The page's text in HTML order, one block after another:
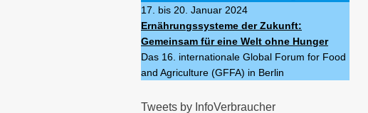
17. bis 20. Januar 2024
Ernährungssysteme der Zukunft:
Gemeinsam für eine Welt ohne Hunger
Das 16. internationale Global Forum for Food
and Agriculture (GFFA) in Berlin
Tweets by InfoVerbraucher